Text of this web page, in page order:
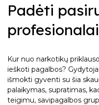
Padėti
profesionalai
Kur nuo narkotikų
ieškoti pagalbos?
išmokti gyventi su šia
palaikymas, supratimas,
teigimu, savipagalbos